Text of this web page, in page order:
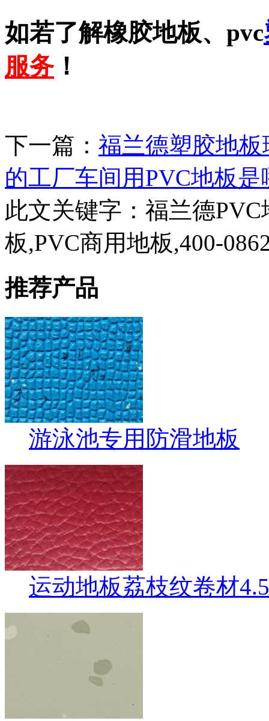
如若了解橡胶地板、pvc
服务！
下一篇： 福兰德塑胶地
的工厂车间用PVC地板
此文关键字： 福兰德PVC
板,PVC商用地板,400-
推荐产品
游泳池专用防滑地板
运动地板荔枝纹卷材